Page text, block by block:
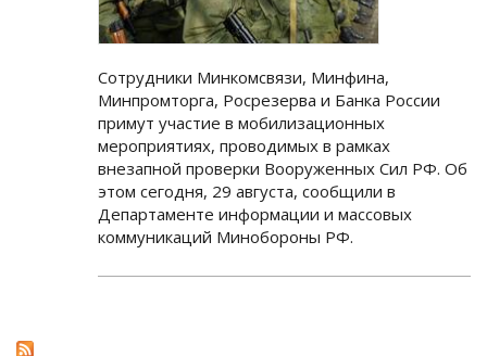
Сотрудники Минкомсвязи, Минфина,
Минпромторга, Росрезерва и Банка России
примут участие в мобилизационных
мероприятиях, проводимых в рамках
внезапной проверки Вооруженных Сил РФ. Об
этом сегодня, 29 августа, сообщили в
Департаменте информации и массовых
коммуникаций Минобороны РФ.